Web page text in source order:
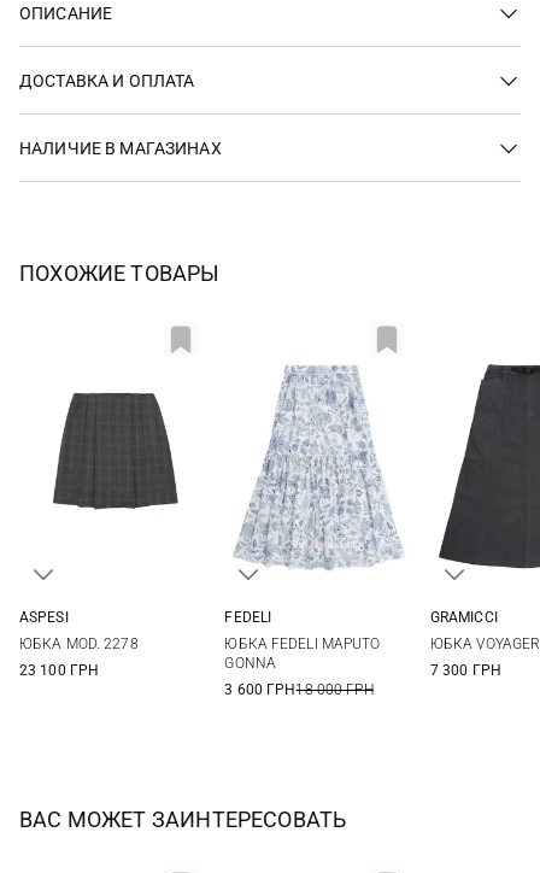
ОПИСАНИЕ
ДОСТАВКА И ОПЛАТА
НАЛИЧИЕ В МАГАЗИНАХ
ПОХОЖИЕ ТОВАРЫ
ASPESI
ЮБКА MOD. 2278
23 100 ГРН
FEDELI
ЮБКА FEDELI MAPUTO
GONNA
3 600 ГРН18 000 ГРН
GRAMICCI
ЮБКА VOYAGER
7 300 ГРН
ВАС МОЖЕТ ЗАИНТЕРЕСОВАТЬ